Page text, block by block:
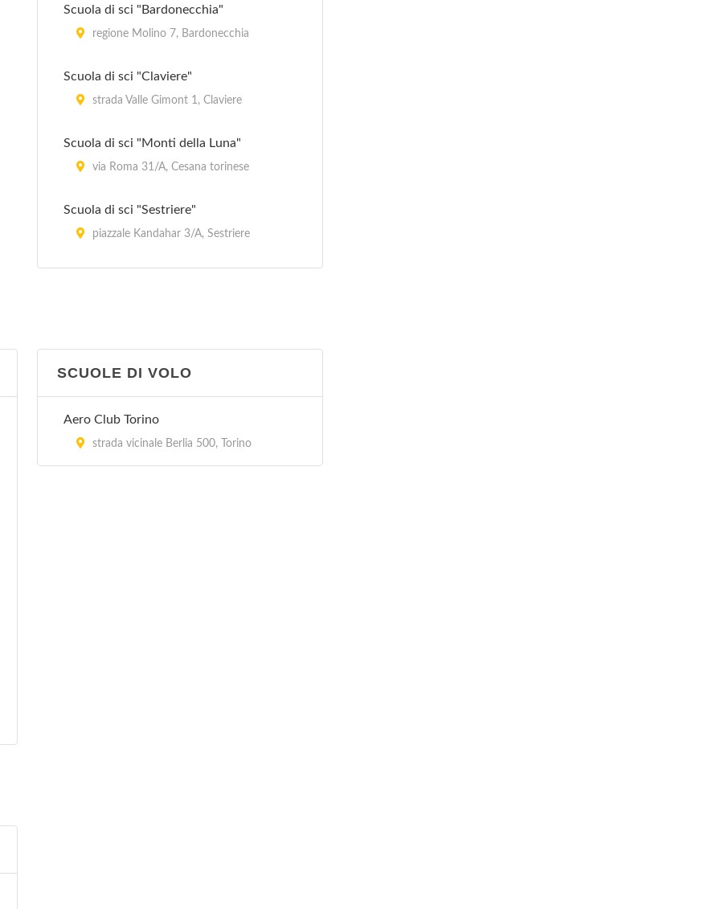
Scuola di sci "Bardonecchia"
regione Molino 7, Bardonecchia
Scuola di sci "Claviere"
strada Valle Gimont 1, Claviere
Scuola di sci "Monti della Luna"
via Roma 31/A, Cesana torinese
Scuola di sci "Sestriere"
piazzale Kandahar 3/A, Sestriere
SCUOLE DI VOLO
Aero Club Torino
strada vicinale Berlia 500, Torino